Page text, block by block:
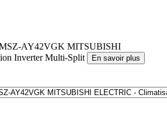
MSZ-AY42VGK MITSUBISHI
Inverter Multi-Split
En savoir plus